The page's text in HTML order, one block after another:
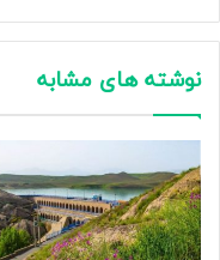
نوشته های مشابه